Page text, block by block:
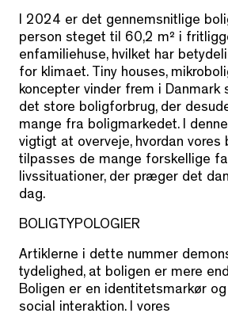
I 2024 er det gennemsnitlige
person steget til 60,2 m² i
enfamiliehuse, hvilket har
for klimaet. Tiny houses,
koncepter vinder frem i Danmark
det store boligforbrug, der
mange fra boligmarkedet. I
vigtigt at overveje, hvordan vores
tilpasses de mange forskellige
livssituationer, der præger det
dag.
BOLIGTYPOLOGIER
Artiklerne i dette nummer
tydelighed, at boligen er mere
Boligen er en identitetsmarkør
social interaktion. I vores